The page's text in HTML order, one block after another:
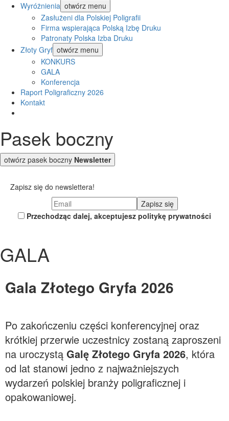
Wyróżnienia otwórz menu
Zasłużeni dla Polskiej Poligrafii
Firma wspierająca Polską Izbę Druku
Patronaty Polska Izba Druku
Złoty Gryf otwórz menu
KONKURS
GALA
Konferencja
Raport Poligraficzny 2026
Kontakt
Pasek boczny
otwórz pasek boczny Newsletter
Zapisz się do newslettera!
Przechodząc dalej, akceptujesz politykę prywatności
GALA
Gala Złotego Gryfa 2026
Po zakończeniu części konferencyjnej oraz
krótkiej przerwie uczestnicy zostaną zaproszeni
na uroczystą Galę Złotego Gryfa 2026, która
od lat stanowi jedno z najważniejszych
wydarzeń polskiej branży poligraficznej i
opakowaniowej.